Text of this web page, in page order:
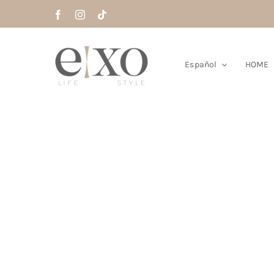
al
Español HOME